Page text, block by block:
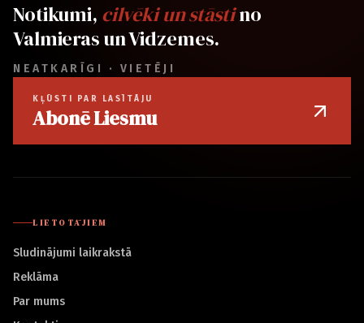
Notikumi, cilvēki un stāstino
Valmieras un Vidzemes.
NEATKARĪGI · VIETĒJI
KĻŪSTI PAR LASĪTĀJU
Abonē Liesmu
LIETOTĀJIEM
Sludinājumi laikrakstā
Reklāma
Par mums